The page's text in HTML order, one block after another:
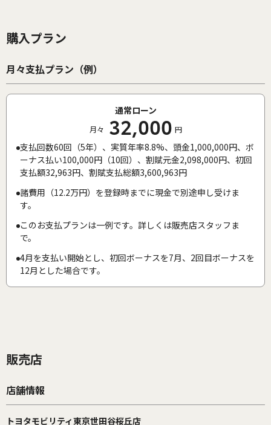
購入プラン
月々支払プラン（例）
通常ローン
月々 32,000 円
支払回数60回（5年）、実質年率8.8%、頭金1,000,000円、ボ
ーナス払い100,000円（10回）、割賦元金2,098,000円、初回
支払額32,963円、割賦支払総額3,600,963円
諸費用（12.2万円）を登録時までに現金で別途申し受けま
す。
このお支払プランは一例です。詳しくは販売店スタッフま
で。
4月を支払い開始とし、初回ボーナスを7月、2回目ボーナスを
12月とした場合です。
販売店
店舗情報
トヨタモビリティ東京世田谷桜丘店